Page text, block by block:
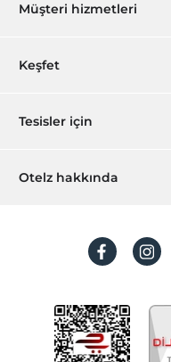
Müşteri hizmetleri
Rezervasyon yönet
Sıkça sorulan sorular
İşlem rehberi
Keşfet
Hediye Kart
Hesap oluştur
Tesisler için
Hemen tesisinizi ekleyin
Otelz hakkında
Koşullar ve şartlar